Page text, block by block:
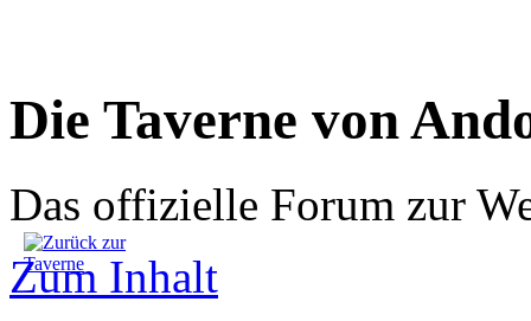
Die Taverne von
Das offizielle Forum zur
Zum Inhalt